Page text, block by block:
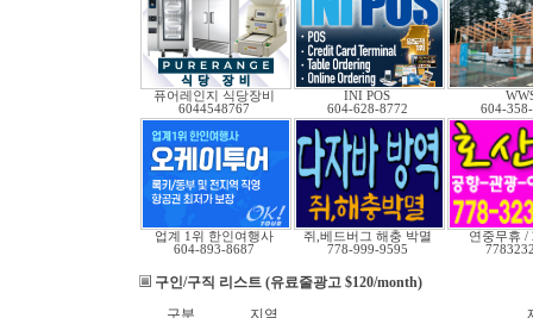
퓨어레인지 식당장비
6044548767
INI POS
604-628-8772
604-
업계 1위 한인여행사
604-893-8687
쥐,베드버그 해충 박멸
778-999-9595
연중무휴 /
구인/구직 리스트 (유료줄광고 $120/month)
구분
지역